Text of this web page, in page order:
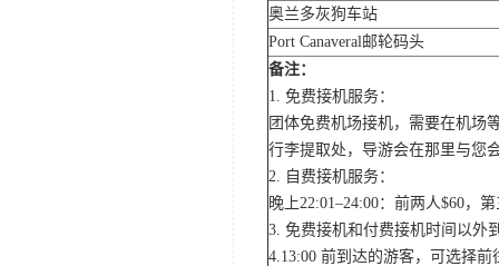
奥兰多灰狗车站
Port Canaveral邮轮码头
备注：
1. 免费接机服务：
团体免费机场接机，需要在机场
行李提取处，导游会在那里与您
2. 自费接机服务：
晚上22:01–24:00：前两人$60，
3. 免费接机和付费接机时间以外
4.13:00 前到达的游客，可选择